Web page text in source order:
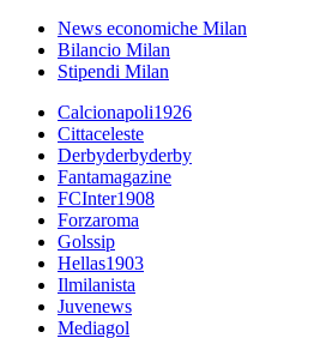
News economiche Milan
Bilancio Milan
Stipendi Milan
Calcionapoli1926
Cittaceleste
Derbyderbyderby
Fantamagazine
FCInter1908
Forzaroma
Golssip
Hellas1903
Ilmilanista
Juvenews
Mediagol